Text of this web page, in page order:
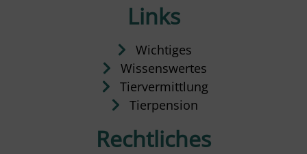
Links
Wichtiges
Wissenswertes
Tiervermittlung
Tierpension
Rechtliches